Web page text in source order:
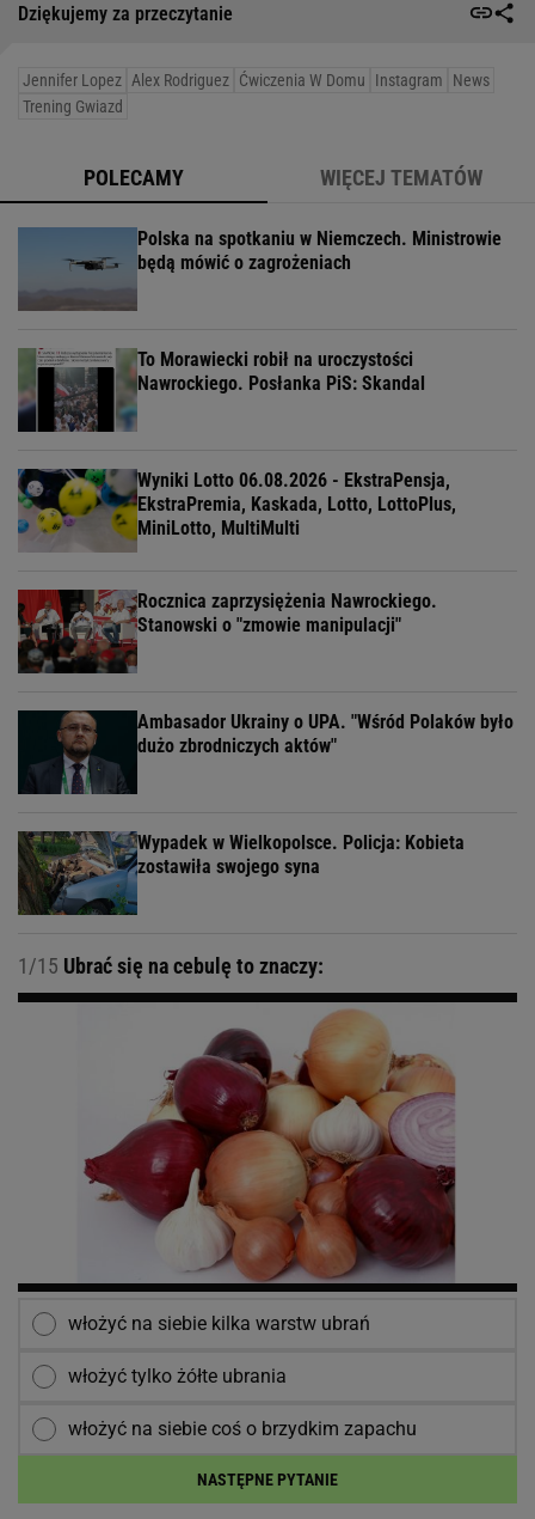
Dziękujemy za przeczytanie
Jennifer Lopez Alex Rodriguez Ćwiczenia W Domu Instagram
News
Trening Gwiazd
POLECAMY WIĘCEJ TEMATÓW
Polska na spotkaniu w Niemczech. Ministrowie
będą mówić o zagrożeniach
To Morawiecki robił na uroczystości
Nawrockiego. Posłanka PiS: Skandal
Wyniki Lotto 06.08.2026 - EkstraPensja,
EkstraPremia, Kaskada, Lotto, LottoPlus,
MiniLotto, MultiMulti
Rocznica zaprzysiężenia Nawrockiego.
Stanowski o "zmowie manipulacji"
Ambasador Ukrainy o UPA. "Wśród Polaków było
dużo zbrodniczych aktów"
Wypadek w Wielkopolsce. Policja: Kobieta
zostawiła swojego syna
1/15 Ubrać się na cebulę to znaczy:
włożyć na siebie kilka warstw ubrań
włożyć tylko żółte ubrania
włożyć na siebie coś o brzydkim zapachu
NASTĘPNE PYTANIE